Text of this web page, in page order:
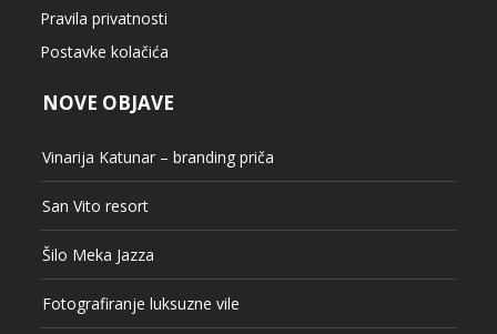
Pravila privatnosti
Postavke kolačića
NOVE OBJAVE
Vinarija Katunar – branding priča
San Vito resort
Šilo Meka Jazza
Fotografiranje luksuzne vile